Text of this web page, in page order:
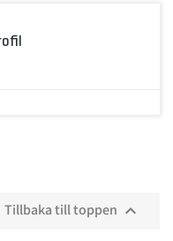
Tillbaka till toppen 